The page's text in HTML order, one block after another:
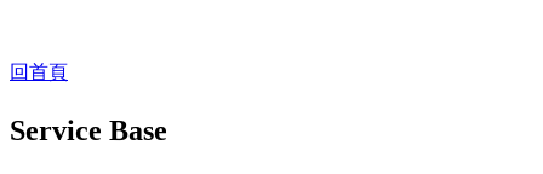
回首頁
Service Base